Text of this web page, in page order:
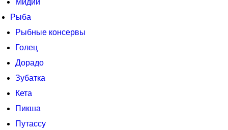
Рыба
Рыбные консервы
Голец
Дорадо
Зубатка
Кета
Пикша
Путассу